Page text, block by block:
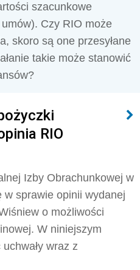
szacunkowe
Czy RIO może
skoro są one przesyłane
takie może stanowić
RIO
Izby Obrachunkowej w
w sprawie opinii wydanej
o możliwości
W niniejszym
wraz z